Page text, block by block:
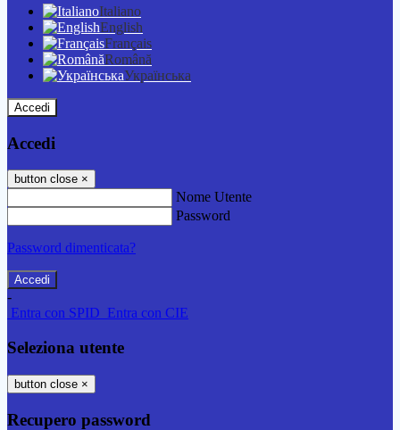
Italiano
English
Français
Română
Українська
Accedi
Accedi
button close ×
Nome Utente
Password
Password dimenticata?
-
Entra con SPID Entra con CIE
Seleziona utente
button close ×
Recupero password